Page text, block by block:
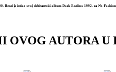
Bend je izdao svoj debitantski album Dark Endless 1992. za No
OVOG AUTORA U